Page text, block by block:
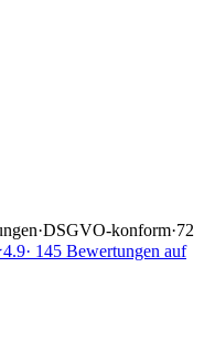
·DSGVO-konform·72
4.9· 145 Bewertungen auf